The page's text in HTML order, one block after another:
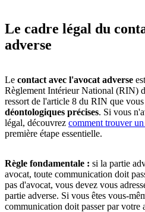
Le cadre légal du
adverse
Le contact avec l'avocat adverse
Règlement Intérieur National (RIN)
ressort de l'article 8 du RIN que vous
déontologiques précises. Si vous
légal, découvrez comment trouver
première étape essentielle.
Règle fondamentale : si la partie
avocat, toute communication doit
pas d'avocat, vous devez vous
partie adverse. Si vous êtes vous-
communication doit passer par votre